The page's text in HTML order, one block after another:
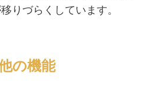
りづらくしています。
の機能